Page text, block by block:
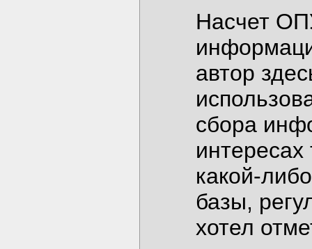
Насчет
автор
сбора
интересах
какой-
базы,
хотел